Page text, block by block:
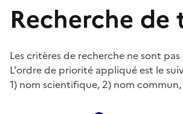
Recherche de
Les critères de recherche ne sont
L'ordre de priorité appliqué est le
1) nom scientifique, 2) nom